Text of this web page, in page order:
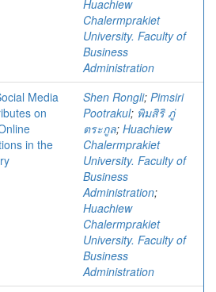
Huachiew
Chalermprakiet
University. Faculty of
Business
Administration
Media
on
in the
Shen Rongli; Pimsiri
Pootrakul; พิมสิริ ภู่
ตระกูล; Huachiew
Chalermprakiet
University. Faculty of
Business
Administration;
Huachiew
Chalermprakiet
University. Faculty of
Business
Administration